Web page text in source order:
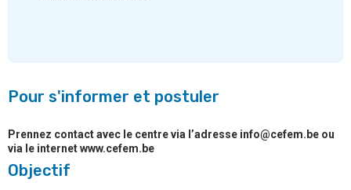
Objectif
Pour s'informer et postuler
Prennez contact avec le centre via l’adresse info@cefem.be ou
via le internet www.cefem.be